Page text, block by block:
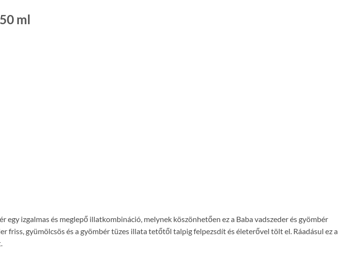
ml
egy izgalmas és meglepő illatkombináció, melynek köszönhetően ez a Baba vadszeder és gyömbér
friss, gyümölcsös és a gyömbér tüzes illata tetőtől talpig felpezsdít és életerővel tölt el. Ráadásul ez a